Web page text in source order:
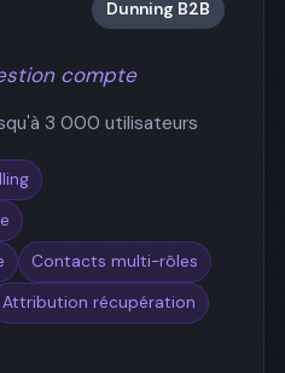
Dunning B2B
compte
3 000 utilisateurs
Contacts multi-rôles
Attribution récupération